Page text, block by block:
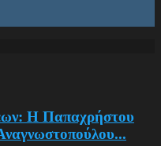
Η Παπαχρήστου